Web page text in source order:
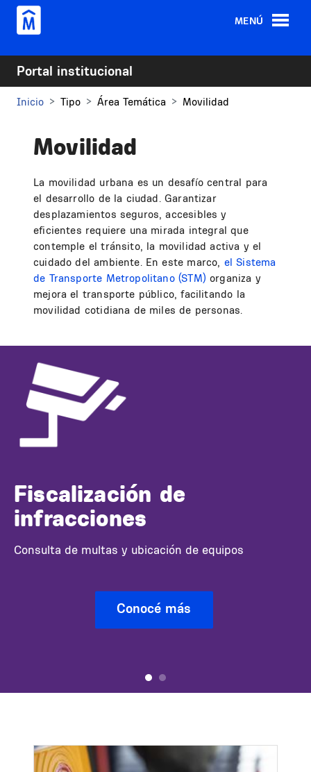
Pasar al contenido principal
MENÚ
Portal institucional
Inicio Tipo Área Temática Movilidad
Movilidad
La movilidad urbana es un desafío central para
el desarrollo de la ciudad. Garantizar
desplazamientos seguros, accesibles y
eficientes requiere una mirada integral que
contemple el tránsito, la movilidad activa y el
cuidado del ambiente. En este marco, el Sistema
de Transporte Metropolitano (STM)organiza y
mejora el transporte público, facilitando la
movilidad cotidiana de miles de personas.
Fiscalización de
infracciones
Consulta de multas y ubicación de equipos
Conocé más
Image